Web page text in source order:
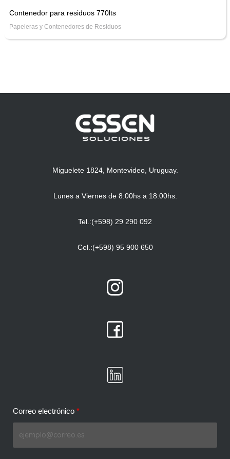
Contenedor para residuos 770lts
Papeleras y Contenedores de Residuos
Miguelete 1824, Montevideo, Uruguay.
Lunes a Viernes de 8:00hs a 18:00hs.
Tel.:(+598) 29 290 092
Cel.:(+598) 95 900 650
Correo electrónico